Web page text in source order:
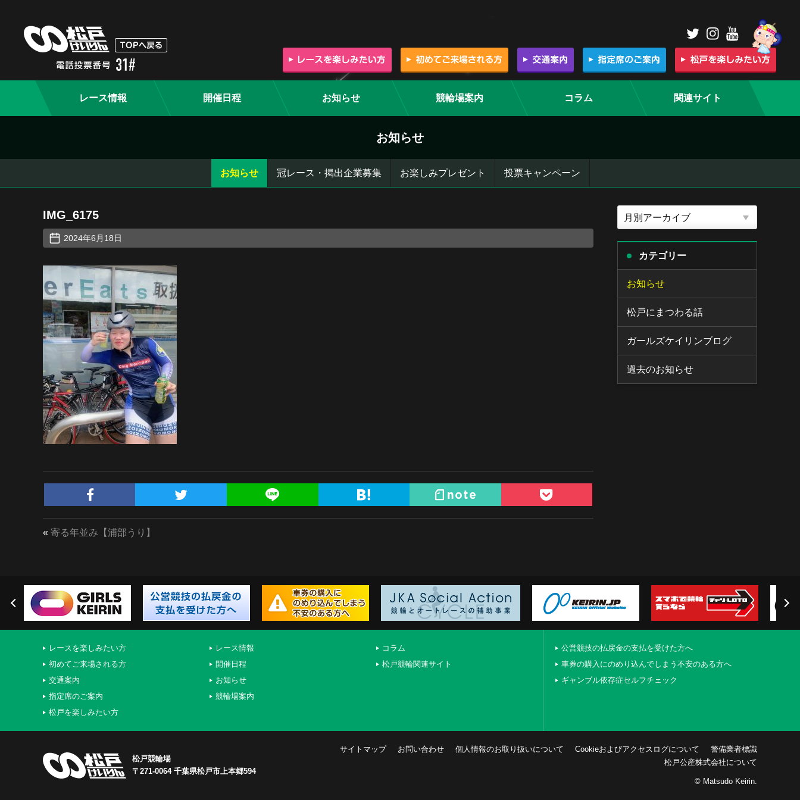
レース情報 開催日程 お知らせ 競輪場案内 コラム 関連サイト
お知らせ
お知らせ 冠レース・掲出企業募集 お楽しみプレゼント 投票キャンペーン
IMG_6175
2024年6月18日
« 寄る年並み【浦部うり】
カテゴリー
お知らせ
松戸にまつわる話
ガールズケイリンブログ
過去のお知らせ
公営競技の払戻金の支払を受けた方へ
車券の購入にのめり込んでしまう不安のある方へ
ギャンブル依存症セルフチェック
レースを楽しみたい方
初めてご来場される方
交通案内
指定席のご案内
松戸を楽しみたい方
レース情報
開催日程
お知らせ
競輪場案内
コラム
松戸競輪関連サイト
サイトマップ お問い合わせ 個人情報のお取り扱いについて Cookieおよびアクセスログについて
警備業者標識
松戸公産株式会社について
© Matsudo Keirin.
松戸競輪場
〒271-0064 千葉県松戸市上本郷594